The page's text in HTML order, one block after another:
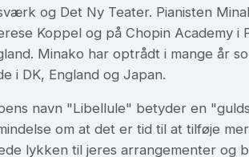
og Det Ny Teater. Pianisten
Koppel og på Chopin Academy
Minako har optrådt i mange år
i DK, England og Japan.
navn "Libellule" betyder en
om at det er tid til at tilføje
lykken til jeres arrangementer og